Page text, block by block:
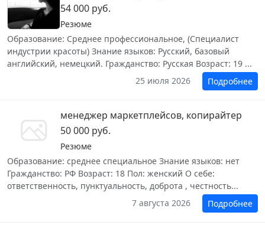
54 000 руб.
Резюме
Образование: Среднее профессиональное, (Специалист
индустрии красоты) Знание языков: Русский, базовый
английский, немецкий. Гражданство: Русская Возраст: 19 ...
25 июля 2026
Подробнее
менеджер маркетплейсов, копирайтер
50 000 руб.
Резюме
Образование: среднее специальное Знание языков: нет
Гражданство: РФ Возраст: 18 Пол: женский О себе:
ответственность, пунктуальность, доброта , честность...
7 августа 2026
Подробнее